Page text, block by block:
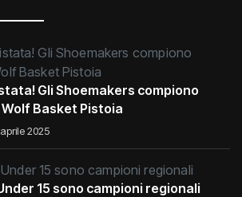
Gli Shoemakers compiono
Basket Pistoia
2025
15 sono campioni regionali